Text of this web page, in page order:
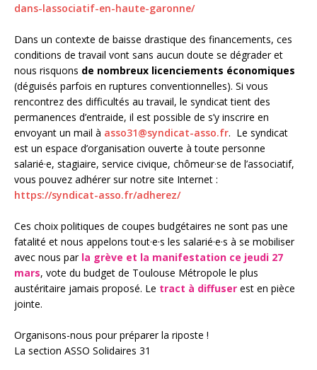
dans-lassociatif-en-haute-garonne/
Dans un contexte de baisse drastique des financements, ces
conditions de travail vont sans aucun doute se dégrader et
nous risquons de nombreux licenciements économiques
(déguisés parfois en ruptures conventionnelles). Si vous
rencontrez des difficultés au travail, le syndicat tient des
permanences d’entraide, il est possible de s’y inscrire en
envoyant un mail à asso31@syndicat-asso.fr. Le syndicat
est un espace d’organisation ouverte à toute personne
salarié·e, stagiaire, service civique, chômeur·se de l’associatif,
vous pouvez adhérer sur notre site Internet :
https://syndicat-asso.fr/adherez/
Ces choix politiques de coupes budgétaires ne sont pas une
fatalité et nous appelons tout·e·s les salarié·e·s à se mobiliser
avec nous parla grève et la manifestation ce jeudi 27
mars, vote du budget de Toulouse Métropole le plus
austéritaire jamais proposé. Le tract à diffuser est en pièce
jointe.
Organisons-nous pour préparer la riposte !
La section ASSO Solidaires 31